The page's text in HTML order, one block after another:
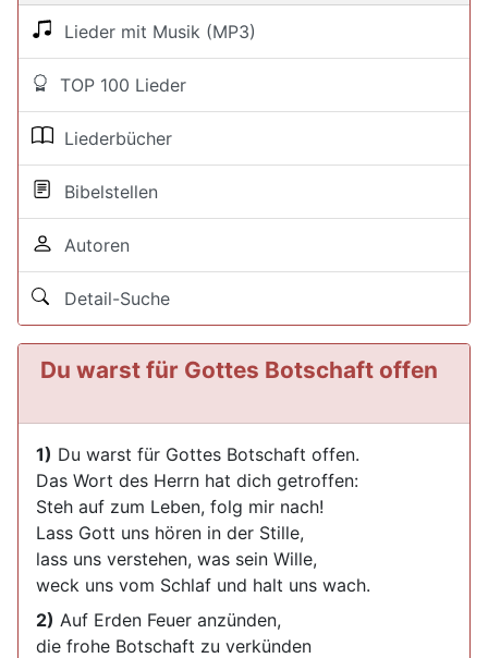
Lieder mit Musik (MP3)
TOP 100 Lieder
Liederbücher
Bibelstellen
Autoren
Detail-Suche
Du warst für Gottes Botschaft offen
1) Du warst für Gottes Botschaft offen.
Das Wort des Herrn hat dich getroffen:
Steh auf zum Leben, folg mir nach!
Lass Gott uns hören in der Stille,
lass uns verstehen, was sein Wille,
weck uns vom Schlaf und halt uns wach.
2) Auf Erden Feuer anzünden,
die frohe Botschaft zu verkünden